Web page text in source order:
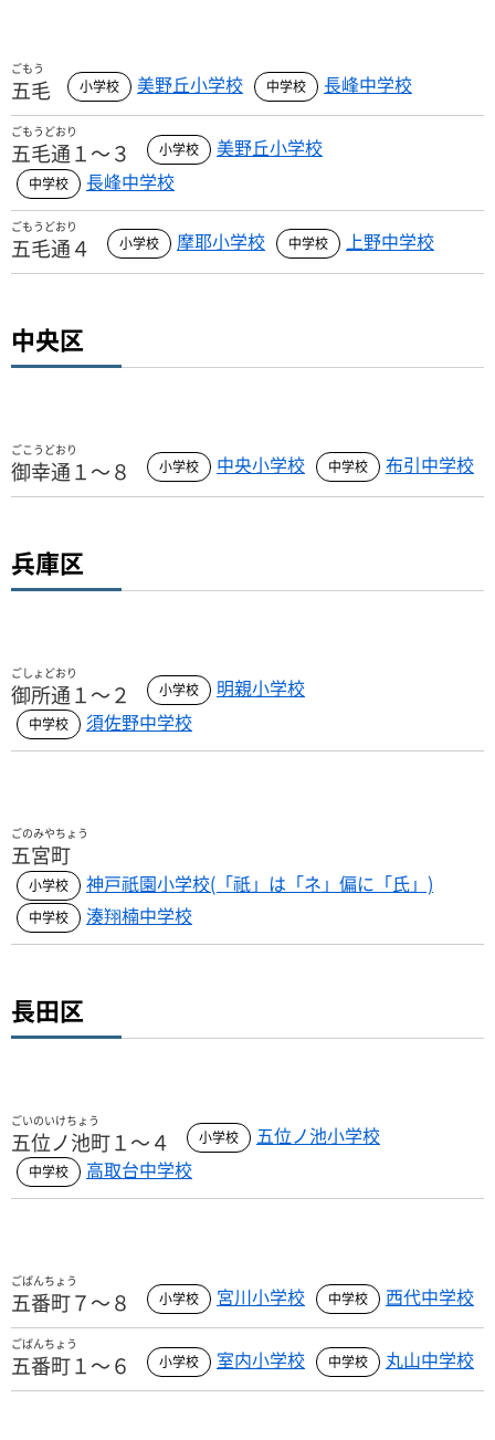
ごもう
五毛 美野丘小学校 長峰中学校
ごもうどおり
五毛通１～３
美野丘小学校
長峰中学校
ごもうどおり
五毛通４ 摩耶小学校 上野中学校
中央区
ごこうどおり
御幸通１～８ 中央小学校 布引中学校
兵庫区
ごしょどおり
御所通１～２
明親小学校
須佐野中学校
ごのみやちょう
五宮町
神戸祇園小学校(「祇」は「ネ」偏に「氏」)
湊翔楠中学校
長田区
ごいのいけちょう
五位ノ池町１～４
五位ノ池小学校
高取台中学校
ごばんちょう
五番町７～８ 宮川小学校 西代中学校
ごばんちょう
五番町１～６ 室内小学校 丸山中学校